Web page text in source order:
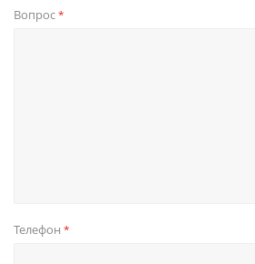
Вопрос*
Телефон *